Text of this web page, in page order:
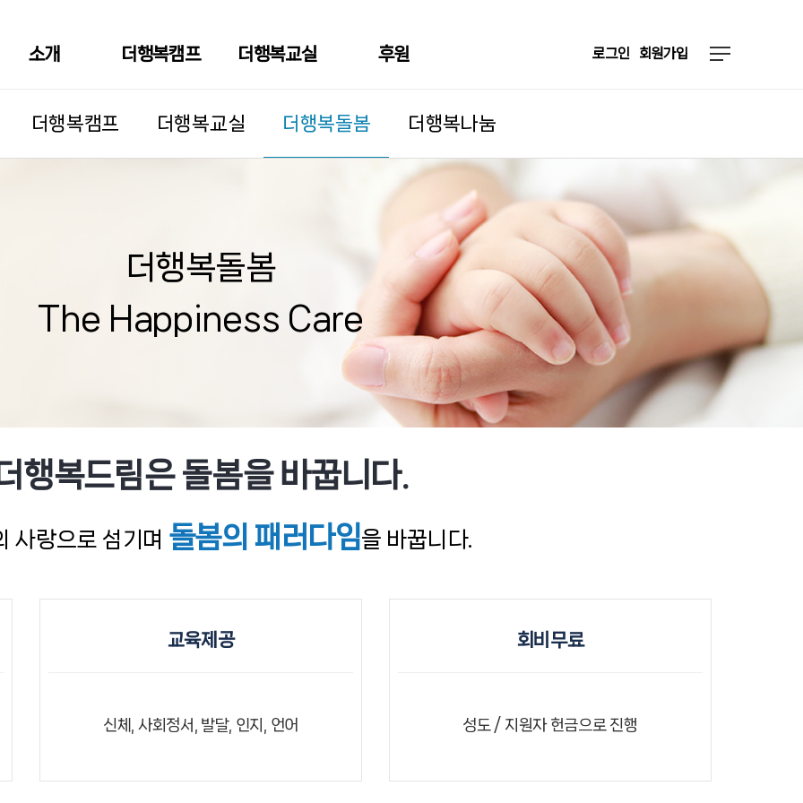
소개 더행복캠프 더행복교실 후원 로그인 회원가입
더행복캠프 더행복교실 더행복돌봄 더행복나눔
더행복돌봄
The Happiness Care
행복드림은 돌봄을 바꿉니다.
사랑으로 섬기며 돌봄의 패러다임을 바꿉니다.
교육제공
신체, 사회정서, 발달, 인지, 언어
회비무료
성도 / 지원자 헌금으로 진행